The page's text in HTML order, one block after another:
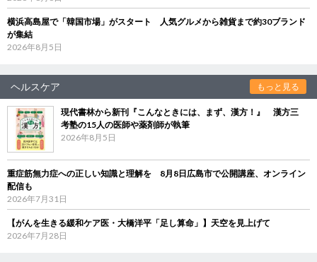
横浜高島屋で「韓国市場」がスタート 人気グルメから雑貨まで約30ブランド
が集結
2026年8月5日
ヘルスケア もっと見る
現代書林から新刊『こんなときには、まず、漢方！』 漢方三
考塾の15人の医師や薬剤師が執筆
2026年8月5日
重症筋無力症への正しい知識と理解を 8月8日広島市で公開講座、オンライン
配信も
2026年7月31日
【がんを生きる緩和ケア医・大橋洋平「足し算命」】天空を見上げて
2026年7月28日